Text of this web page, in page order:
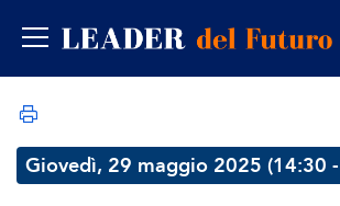
Giovedì, 29 maggio 2025 (14:30